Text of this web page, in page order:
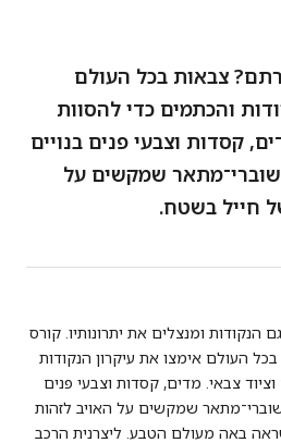
צבאות בכל העולם
והכתמים כדי להסוות
קסדות וצבעי פנים בנויים
שמקשים על
חייל בשטח.
ומנצלים את יתרונותיו. קורס
העולם אימצו את עיקרון הנקודות
צבאי. מדים, קסדות וצבעי פנים
שמקשים על האויב לזהות
באה מעולם הטבע. ליצרנית הרכב